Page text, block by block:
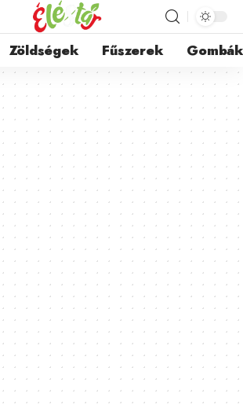
Zöldségek Fűszerek Gombák